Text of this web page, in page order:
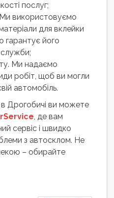
послуг;
Ми використовуємо
для вклейки
гарантує його
Ми надаємо
робіт, щоб ви могли
автомобіль.
Дрогобичі ви можете
, де вам
сервіс і швидко
з автосклом. Не
– обирайте